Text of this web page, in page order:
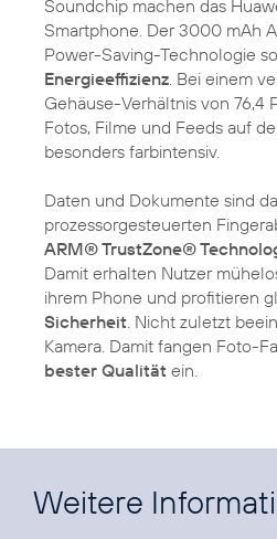
Soundchip machen das
Smartphone. Der 3000 mAh
Power-Saving-Technologie
Energieeffizienz. Bei einem
Gehäuse-Verhältnis von 76,4
Fotos, Filme und Feeds auf
besonders farbintensiv.
Daten und Dokumente sind
prozessorgesteuerten
ARM® TrustZone®
Damit erhalten Nutzer
ihrem Phone und profitieren
Sicherheit. Nicht zuletzt
Kamera. Damit fangen Foto-
bester Qualität ein.
Weitere